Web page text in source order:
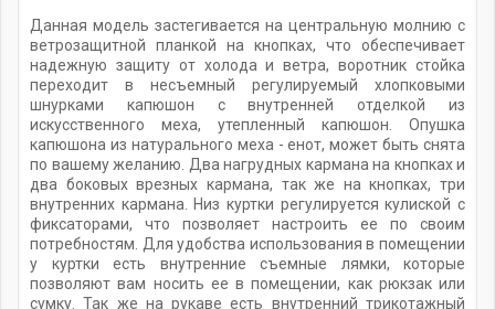
Данная модель застегивается на центральную молнию с
ветрозащитной планкой на кнопках, что обеспечивает
надежную защиту от холода и ветра, воротник стойка
переходит в несъемный регулируемый хлопковыми
шнурками капюшон с внутренней отделкой из
искусственного меха, утепленный капюшон. Опушка
капюшона из натурального меха - енот, может быть снята
по вашему желанию. Два нагрудных кармана на кнопках и
два боковых врезных кармана, так же на кнопках, три
внутренних кармана. Низ куртки регулируется кулиской с
фиксаторами, что позволяет настроить ее по своим
потребностям. Для удобства использования в помещении
у куртки есть внутренние съемные лямки, которые
позволяют вам носить ее в помещении, как рюкзак или
сумку. Так же на рукаве есть внутренний трикотажный